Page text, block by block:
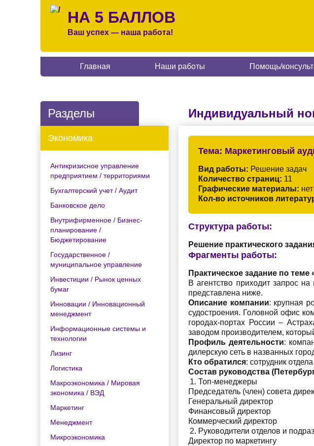
НА 5 БАЛЛОВ
Ваш успех — наша работа!
Главная Наши работы Помощь/
Разделы
Экономика
Антикризисное управление
предприятием / территориями
Бухгалтерский учет / Аудит
Банковское дело
Внутрифирменное / Бизнес-
планирование /
Бюджетирование
Государственное /
муниципальное управление
Инвестиции / Рынок ценных
бумаг
Инновации / Инновационный
менеджмент
Информационные системы и
технологии
Лизинг
Логистика
Макроэкономика / Мировая
экономика / ВЭД
Маркетинг
Менеджмент
Микроэкономика
Индивидуальный
Тема: Маркетинговый
Вид работы: Решение задач
Количество страниц: 11
Графические материалы: нет
Кол-во источников
Структура работы:
Решение практического
Фрагменты работы:
Практическое задание по
В агентство приходит запрос
представлена ниже.
Описание компании: крупная
судостроения. Головной офис
городах-портах России –
заводом производителем,
Профиль деятельности:
дилерскую сеть в названных
Кто обратился: сотрудник
Состав руководства
Топ-менеджеры
Председатель (член) совета
Генеральный директор
Финансовый директор
Коммерческий директор
Руководители отделов и
Директор по маркетингу